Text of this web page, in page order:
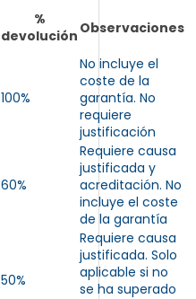
%
devolución Observaciones
100%
No incluye el
coste de la
garantía. No
requiere
justificación
60%
Requiere causa
justificada y
acreditación. No
incluye el coste
de la garantía
50%
Requiere causa
justificada. Solo
aplicable si no
se ha superado